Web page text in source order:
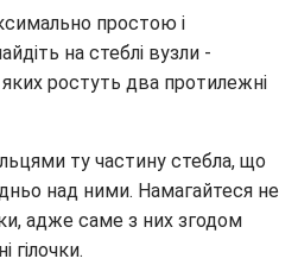
простою і
на стеблі вузли -
ростуть два протилежні
ту частину стебла, що
над ними. Намагайтеся не
адже саме з них згодом